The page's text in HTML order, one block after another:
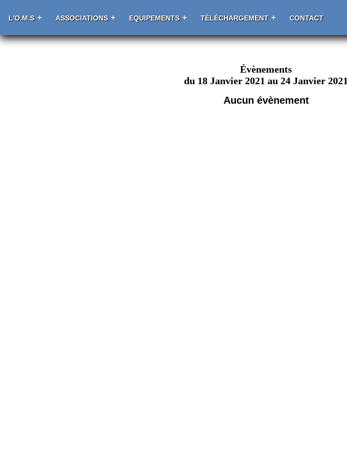
L'O.M.S ASSOCIATIONS EQUIPEMENTS TÉLÉCHARGEMENT CONTACT
Évènements
du 18 Janvier 2021 au 24 Janvier 2021
Aucun évènement